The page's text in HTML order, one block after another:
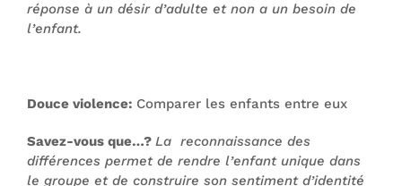
réponse à un désir d’adulte et non a un besoin de
l’enfant.
Douce violence: Comparer les enfants entre eux
Savez-vous que…? La reconnaissance des
différences permet de rendre l’enfant unique dans
le groupe et de construire son sentiment d’identité